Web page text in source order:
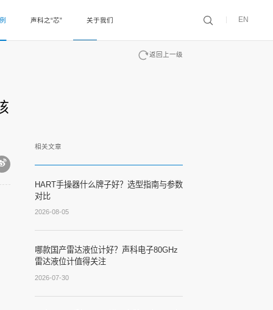
声科之“芯” 关于我们 EN
返回上一级
相关文章
HART手操器什么牌子好？选型指南与参数
对比
2026-08-05
哪款国产雷达液位计好？声科电子80GHz
雷达液位计值得关注
2026-07-30